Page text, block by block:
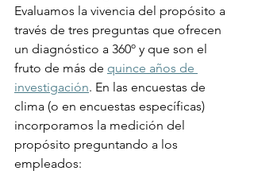
Evaluamos la vivencia del propósito a
través de tres preguntas que ofrecen
un diagnóstico a 360º y que son el
fruto de más de quince años de
investigación. En las encuestas de
clima (o en encuestas específicas)
incorporamos la medición del
propósito preguntando a los
empleados: